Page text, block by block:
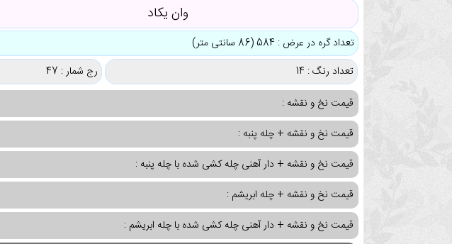
وان یکاد
تعداد گره در عرض : 584 (86 سانتی متر)
تعداد رنگ : 14
رج شمار : 47
قیمت نخ و نقشه :
قیمت نخ و نقشه + چله پنبه :
قیمت نخ و نقشه + دار آهنی چله کشی شده با چله پنبه :
قیمت نخ و نقشه + چله ابریشم :
قیمت نخ و نقشه + دار آهنی چله کشی شده با چله ابریشم :